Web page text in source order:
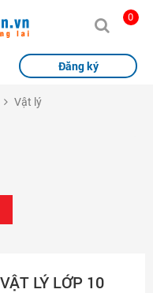
0
Đăng ký
Vật lý
LÝ LỚP 10